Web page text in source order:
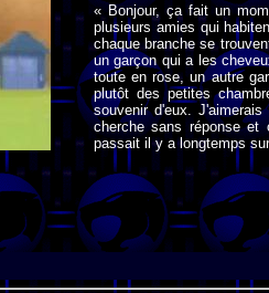
« Bonjour, ça fait un
plusieurs amies qui
chaque branche se
un garçon qui a les
toute en rose, un autre
plutôt des petites
souvenir d'eux.
cherche sans réponse
passait il y a longtemps